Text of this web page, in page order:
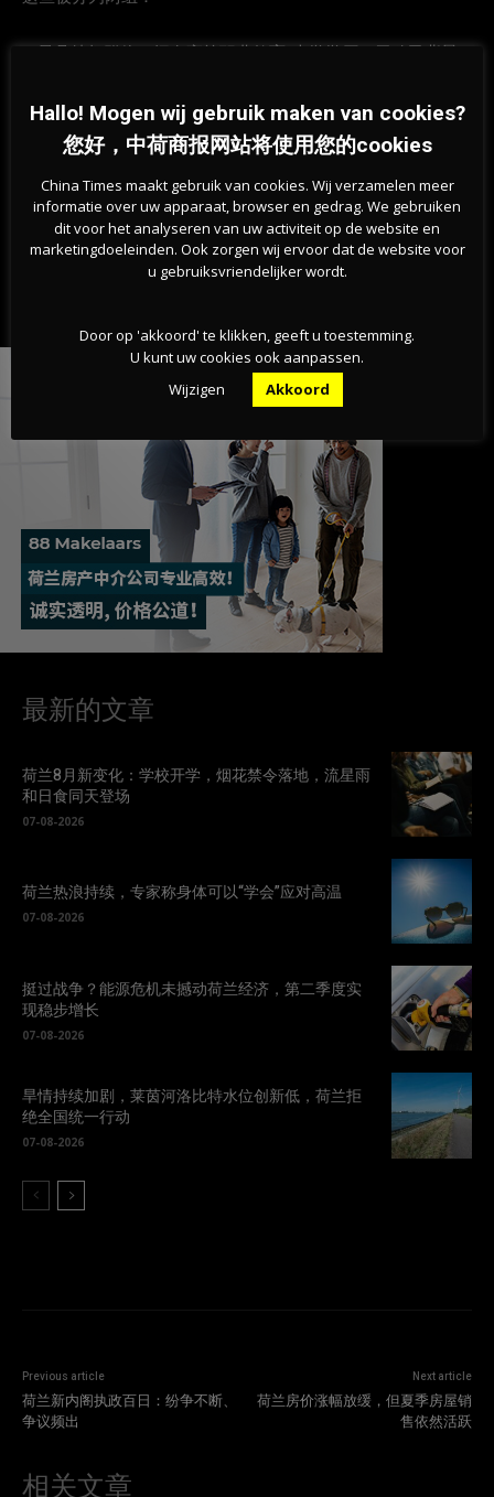
– 最具特权群体：拥有高等职业教育/大学学历，无移民背景
– 最不具特权群体：无高等教育，有移民背景
本文由中荷商报整理编译，转载请注明出处
最新的文章
荷兰8月新变化：学校开学，烟花禁令落地，流星雨
和日食同天登场
07-08-2026
荷兰热浪持续，专家称身体可以“学会”应对高温
07-08-2026
挺过战争？能源危机未撼动荷兰经济，第二季度实
现稳步增长
07-08-2026
旱情持续加剧，莱茵河洛比特水位创新低，荷兰拒
绝全国统一行动
07-08-2026
Previous article
荷兰新内阁执政百日：纷争不断、
争议频出
Next article
荷兰房价涨幅放缓，但夏季房屋销
售依然活跃
相关文章
Hallo! Mogen wij gebruik maken van cookies?
您好，中荷商报网站将使用您的cookies
China Times maakt gebruik van cookies. Wij verzamelen meer
informatie over uw apparaat, browser en gedrag. We gebruiken
dit voor het analyseren van uw activiteit op de website en
marketingdoeleinden. Ook zorgen wij ervoor dat de website voor
u gebruiksvriendelijker wordt.
Door op 'akkoord' te klikken, geeft u toestemming.
U kunt uw cookies ook aanpassen.
Wijzigen
Akkoord